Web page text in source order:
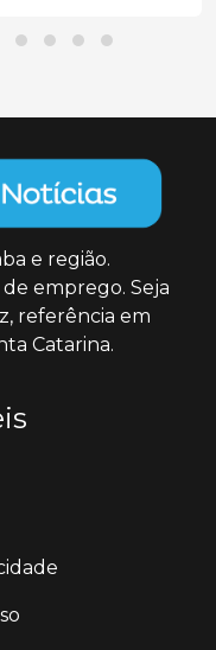
e região.
emprego. Seja
referência em
Catarina.